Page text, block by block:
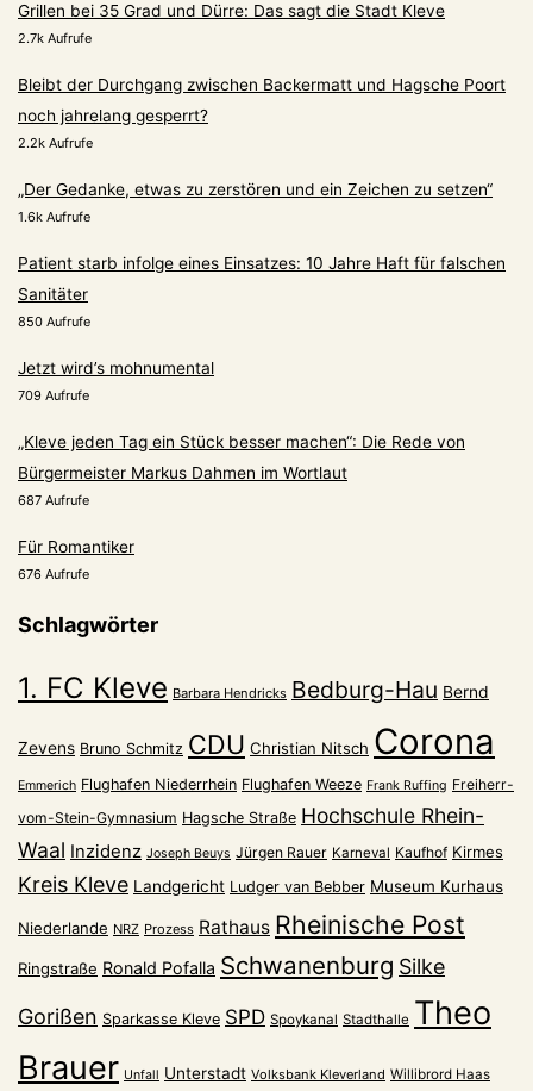
Grillen bei 35 Grad und Dürre: Das sagt die Stadt Kleve
2.7k Aufrufe
Bleibt der Durchgang zwischen Backermatt und Hagsche Poort
noch jahrelang gesperrt?
2.2k Aufrufe
„Der Gedanke, etwas zu zerstören und ein Zeichen zu setzen“
1.6k Aufrufe
Patient starb infolge eines Einsatzes: 10 Jahre Haft für falschen
Sanitäter
850 Aufrufe
Jetzt wird’s mohnumental
709 Aufrufe
„Kleve jeden Tag ein Stück besser machen“: Die Rede von
Bürgermeister Markus Dahmen im Wortlaut
687 Aufrufe
Für Romantiker
676 Aufrufe
Schlagwörter
1. FC Kleve Barbara Hendricks Bedburg-Hau Bernd
Zevens Bruno Schmitz CDU Christian Nitsch Corona
Emmerich Flughafen Niederrhein Flughafen Weeze Frank Ruffing Freiherr-
vom-Stein-Gymnasium Hagsche Straße Hochschule Rhein-
Waal Inzidenz Joseph Beuys Jürgen Rauer Karneval Kaufhof Kirmes
Kreis Kleve Landgericht Ludger van Bebber Museum Kurhaus
Niederlande NRZ Prozess Rathaus Rheinische Post
Ringstraße Ronald Pofalla Schwanenburg Silke
Gorißen Sparkasse Kleve SPD Spoykanal Stadthalle Theo
Brauer Unfall Unterstadt Volksbank Kleverland Willibrord Haas